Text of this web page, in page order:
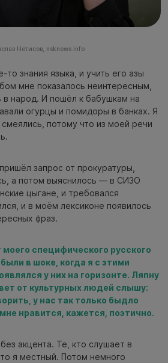
Нетисов, nsknews.info
знания языка, и учить его азы
мне показалось неинтересным,
в народ. И пошёл к бабушкам на
огурцы и помидоры в банках. Я
потому что из моей речи
запрос от прокуратуры,
а потом выяснилось — в СИЗО
цыгане, и требовался
и в моём лексиконе появилось
фраз.
специфического русского
в шоке, когда я с этими
у них на горизонте. Ляпну
от культурных людей слышу:
у нас так только быдло
нравится, кажется, поэтично.
акцента. Те, кто слушает в
я местный. Потом немного